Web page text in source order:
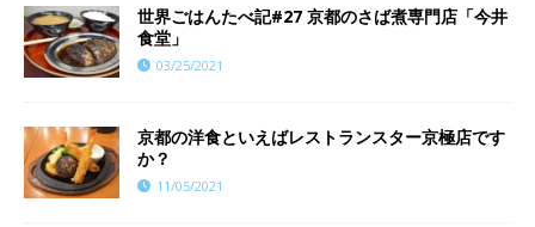
世界ごはんたべ記#27 京都のさば煮専門店「今井
食堂」
03/25/2021
京都の洋食といえばレストランスター京極店です
か？
11/05/2021